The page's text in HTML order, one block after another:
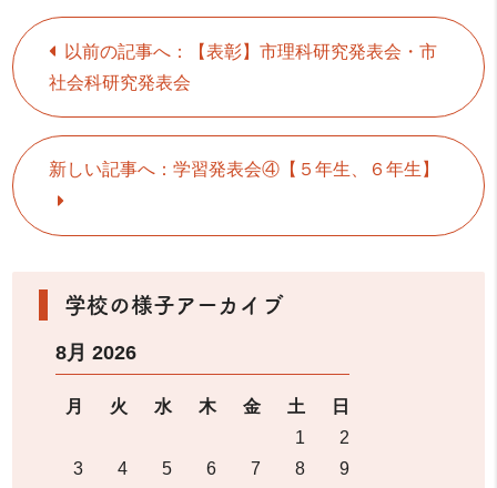
以前の記事へ：【表彰】市理科研究発表会・市
社会科研究発表会
新しい記事へ：学習発表会④【５年生、６年生】
学校の様子アーカイブ
8月 2026
月 火 水 木 金 土
日
1
2
3
4 5 6 7 8
9